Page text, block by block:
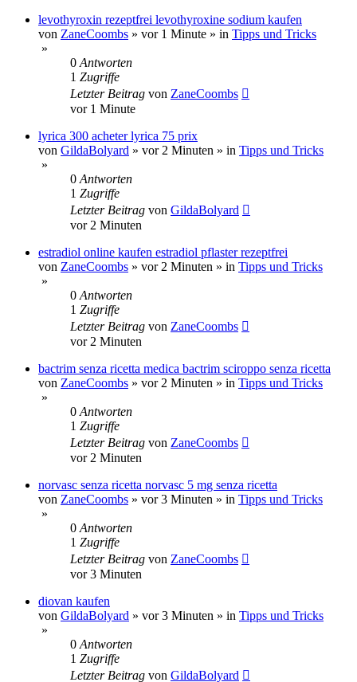
levothyroxin rezeptfrei levothyroxine sodium kaufen
von ZaneCoombs » vor 1 Minute » in Tipps und Tricks
»
0 Antworten
1 Zugriffe
Letzter Beitrag von ZaneCoombs
vor 1 Minute
lyrica 300 acheter lyrica 75 prix
von GildaBolyard » vor 2 Minuten » in Tipps und Tricks
»
0 Antworten
1 Zugriffe
Letzter Beitrag von GildaBolyard
vor 2 Minuten
estradiol online kaufen estradiol pflaster rezeptfrei
von ZaneCoombs » vor 2 Minuten » in Tipps und Tricks
»
0 Antworten
1 Zugriffe
Letzter Beitrag von ZaneCoombs
vor 2 Minuten
bactrim senza ricetta medica bactrim sciroppo senza ricetta
von ZaneCoombs » vor 2 Minuten » in Tipps und Tricks
»
0 Antworten
1 Zugriffe
Letzter Beitrag von ZaneCoombs
vor 2 Minuten
norvasc senza ricetta norvasc 5 mg senza ricetta
von ZaneCoombs » vor 3 Minuten » in Tipps und Tricks
»
0 Antworten
1 Zugriffe
Letzter Beitrag von ZaneCoombs
vor 3 Minuten
diovan kaufen
von GildaBolyard » vor 3 Minuten » in Tipps und Tricks
»
0 Antworten
1 Zugriffe
Letzter Beitrag von GildaBolyard